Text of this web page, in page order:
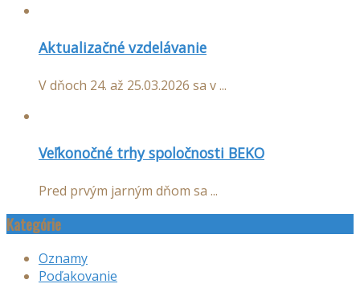
Aktualizačné vzdelávanie
V dňoch 24. až 25.03.2026 sa v ...
Veľkonočné trhy spoločnosti BEKO
Pred prvým jarným dňom sa ...
Kategórie
Oznamy
Poďakovanie